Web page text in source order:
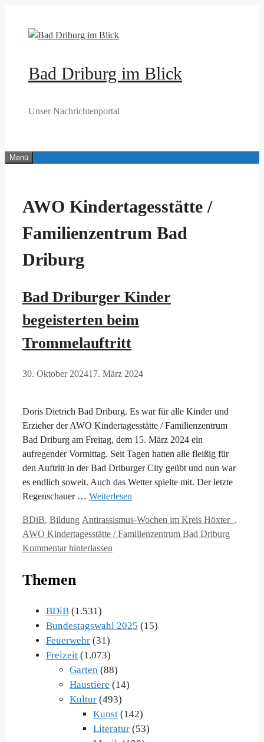
springen
Bad Driburg im Blick
Unser Nachrichtenportal
Menü
AWO Kindertagesstätte /
Familienzentrum Bad
Driburg
Bad Driburger Kinder
begeisterten beim
Trommelauftritt
30. Oktober 202417. März 2024
Doris Dietrich Bad Driburg. Es war für alle Kinder und
Erzieher der AWO Kindertagesstätte / Familienzentrum
Bad Driburg am Freitag, dem 15. März 2024 ein
aufregender Vormittag. Seit Tagen hatten alle fleißig für
den Auftritt in der Bad Driburger City geübt und nun war
es endlich soweit. Auch das Wetter spielte mit. Der letzte
Regenschauer … Weiterlesen
Kategorien
BDiB, Bildung Schlagwörter
Antirassismus-Wochen im Kreis Höxter ,
AWO Kindertagesstätte / Familienzentrum Bad Driburg
Kommentar hinterlassen
Themen
BDiB (1.531)
Bundestagswahl 2025 (15)
Feuerwehr (31)
Freizeit (1.073)
Garten (88)
Haustiere (14)
Kultur (493)
Kunst (142)
Literatur (53)